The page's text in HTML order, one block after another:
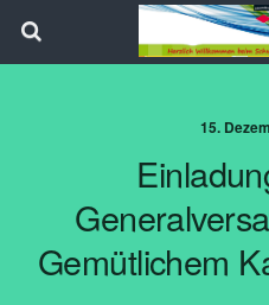
15.
Gemütlichem